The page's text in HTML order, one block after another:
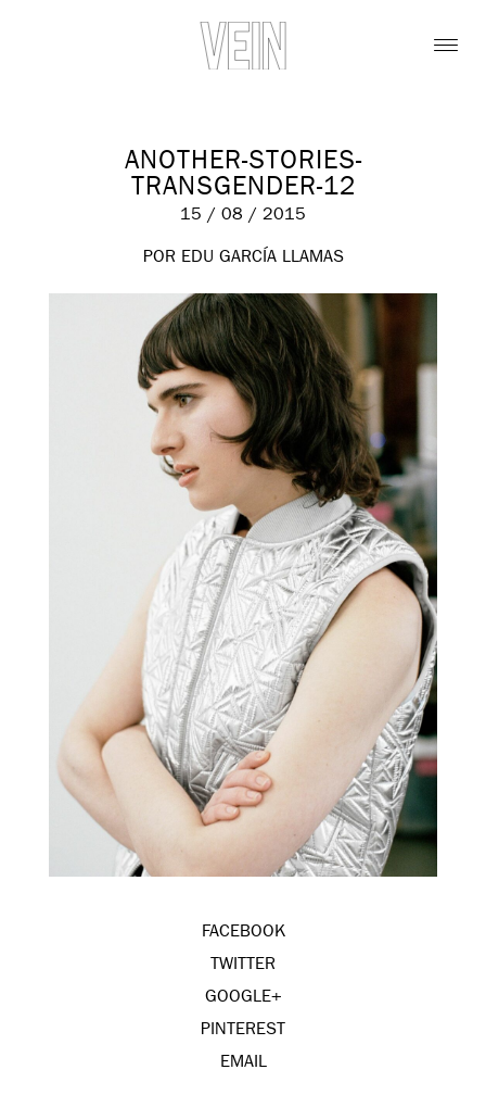
ANOTHER-STORIES-
TRANSGENDER-12
15 / 08 / 2015
POR EDU GARCÍA LLAMAS
FACEBOOK
TWITTER
GOOGLE+
PINTEREST
EMAIL